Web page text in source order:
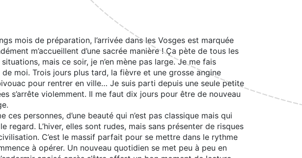
mois de préparation, l’arrivée dans les Vosges est marquée
m’accueillent d’une sacrée manière ! Ça pète de tous les
mais ce soir, je n’en mène pas large. Je me fais
moi. Trois jours plus tard, la fièvre et une grosse angine
pour rentrer en ville… Je suis parti depuis une seule petite
s’arrête violemment. Il me faut dix jours pour être de nouveau
personnes, d’une beauté qui n’est pas classique mais qui
regard. L’hiver, elles sont rudes, mais sans présenter de risques
C’est le massif parfait pour se mettre dans le rythme
à opérer. Un nouveau quotidien se met peu à peu en